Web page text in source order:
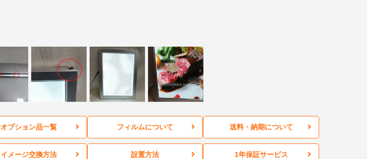
オプション品一覧 フィルムについて 送料・納期について
イメージ交換方法 設置方法 1年保証サービス